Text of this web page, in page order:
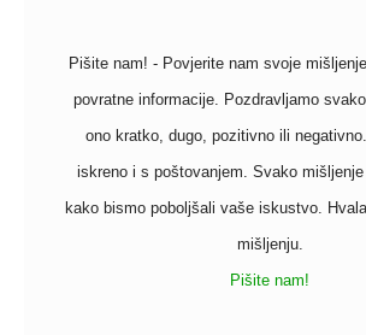
Pišite nam! - Povjerite nam svoje
povratne informacije. Pozdravljamo
ono kratko, dugo, pozitivno ili
iskreno i s poštovanjem. Svako
kako bismo poboljšali vaše iskustvo.
mišljenju.
Pišite nam!